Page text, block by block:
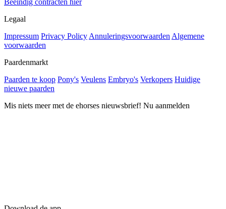
Beëindig contracten hier
Legaal
Impressum Privacy Policy Annuleringsvoorwaarden Algemene
voorwaarden
Paardenmarkt
Paarden te koop Pony's Veulens Embryo's Verkopers Huidige
nieuwe paarden
Mis niets meer met de ehorses nieuwsbrief! Nu aanmelden